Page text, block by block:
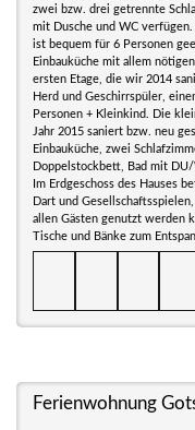
zwei bzw. drei getrennte
mit Dusche und WC
ist bequem für 6 Personen
Einbauküche mit allem
ersten Etage, die wir 2014
Herd und Geschirrspüler,
Personen + Kleinkind. Die
Jahr 2015 saniert bzw. neu
Einbauküche, zwei
Doppelstockbett, Bad mit DU/
Im Erdgeschoss des Hauses
Dart und
allen Gästen genutzt werden
Tische und Bänke zum
Ferienwohnung